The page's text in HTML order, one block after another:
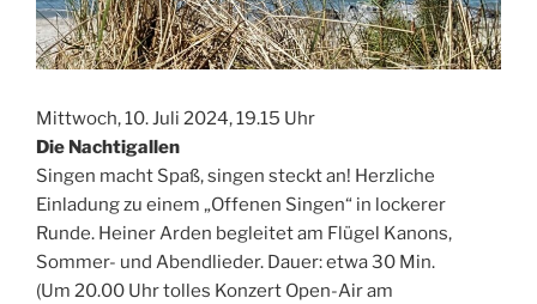
Mittwoch, 10. Juli 2024, 19.15 Uhr
Die Nachtigallen
Singen macht Spaß, singen steckt an! Herzliche
Einladung zu einem „Offenen Singen“ in lockerer
Runde. Heiner Arden begleitet am Flügel Kanons,
Sommer- und Abendlieder. Dauer: etwa 30 Min.
(Um 20.00 Uhr tolles Konzert Open-Air am